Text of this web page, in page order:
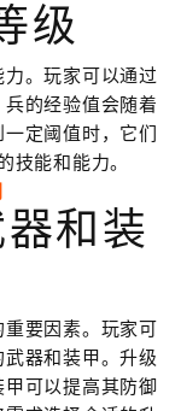
级
。玩家可以通过
的经验值会随着
定阈值时，它们
技能和能力。
和装
要因素。玩家可
器和装甲。升级
可以提高其防御